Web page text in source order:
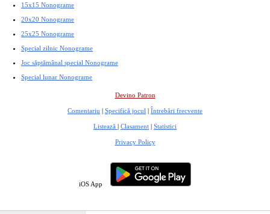
15x15 Nonograme
20x20 Nonograme
25x25 Nonograme
Special zilnic Nonograme
Joc săptămânal special Nonograme
Special lunar Nonograme
Devino Patron
Comentariu | Specifică jocul | Întrebări frecvente
Listează | Clasament | Statistici
Privacy Policy
iOS App